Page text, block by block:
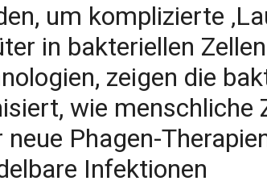
um komplizierte
in bakteriellen
zeigen die
wie menschliche
Phagen-
Infektionen